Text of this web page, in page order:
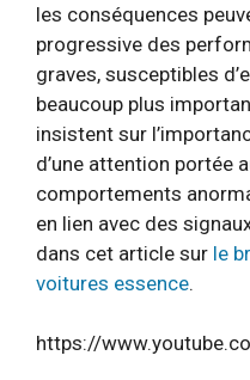
les conséquences
progressive des
graves, susceptibles
beaucoup plus
insistent sur
d’une attention portée
comportements
en lien avec des
dans cet article sur le
voitures essence.
https://